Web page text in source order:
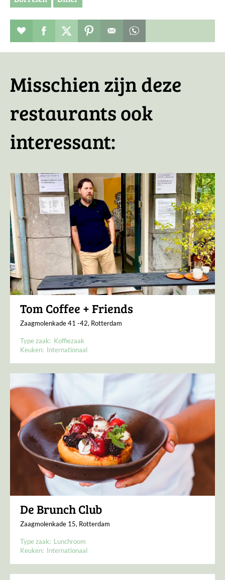
Restaurant toevoegen aan favorieten
Deel dit op facebook
Deel dit op twitter
Deel dit op pinterest
Misschien zijn deze
restaurants ook
interessant:
Tom Coffee + Friends
Zaagmolenkade 41 -42, Rotterdam
Type zaak: Koffiezaak
Keuken: Internationaal
De Brunch Club
Zaagmolenkade 15, Rotterdam
Type zaak: Lunchroom
Keuken: Internationaal